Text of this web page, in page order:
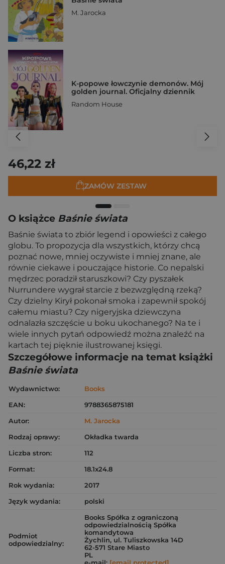
M. Jarocka
K-popowe łowczynie demonów. Mój
golden journal. Oficjalny dziennik
Random House
46,22 zł
ZAMÓW ZESTAW
O książce Baśnie świata
Baśnie świata to zbiór legend i opowieści z całego
globu. To propozycja dla wszystkich, którzy chcą
poznać nowe, mniej oczywiste i mniej znane, ale
równie ciekawe i pouczające historie. Co nepalski
mędrzec poradził staruszkowi? Czy pyszałek
Nurrundere wygrał starcie z bezwzględną rzeką?
Czy dzielny Kirył pokonał smoka i zapewnił spokój
całemu miastu? Czy nigeryjska dziewczyna
odnalazła szczęście u boku ukochanego? Na te i
wiele innych pytań odpowiedź można znaleźć na
kartach tej pięknie ilustrowanej księgi.
Szczegółowe informacje na temat książki
Baśnie świata
Wydawnictwo:
Books
EAN:
9788365875181
Autor:
M. Jarocka
Rodzaj oprawy:
Okładka twarda
Liczba stron:
112
Format:
18.1x24.8
Rok wydania:
2017
Język wydania:
polski
Podmiot
odpowiedzialny:
Books Spółka z ograniczoną
odpowiedzialnością Spółka
komandytowa
Żychlin, ul. Tuliszkowska 14D
62-571 Stare Miasto
PL